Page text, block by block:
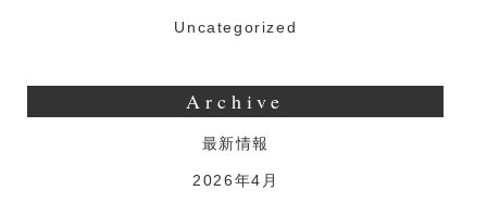
Uncategorized
Archive
最新情報
2026年4月